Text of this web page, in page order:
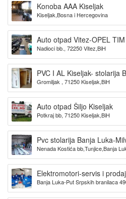
Konoba AAA Kiseljak
Kiseljak,Bosna i Hercegovina
Auto otpad Vitez-OPEL TIM
Nadioci bb., 72250 Vitez,BiH
PVC I AL Kiseljak- stolarija
Gromiljak , 71250 Kiseljak,BiH
Auto otpad Šiljo Kiseljak
Potkraj bb, 71250 Kiseljak,BiH
Pvc stolarija Banja Luka-
Nenada Kostića bb,Tunjice,Banja
Elektromotori-servis i
Banja Luka-Put Srpskih branilaca